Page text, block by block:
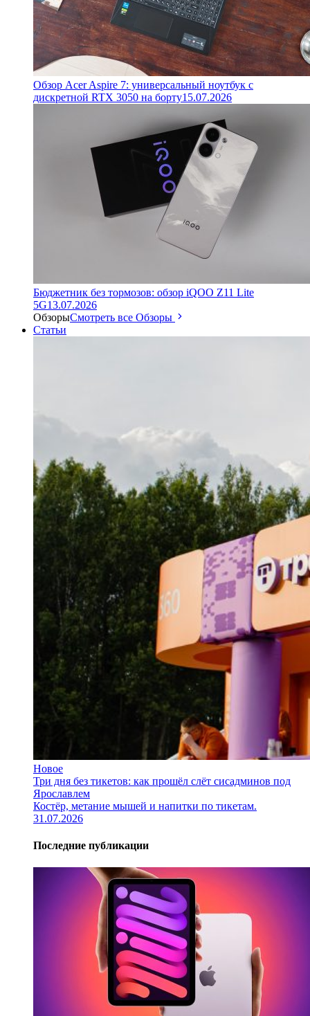
Обзор Acer Aspire 7: универсальный ноутбук с
дискретной RTX 3050 на борту15.07.2026
Бюджетник без тормозов: обзор iQOO Z11 Lite
5G13.07.2026
ОбзорыСмотреть все Обзоры
Статьи
Новое
Три дня без тикетов: как прошёл слёт сисадминов под
Ярославлем
Костёр, метание мышей и напитки по тикетам.
31.07.2026
Последние публикации